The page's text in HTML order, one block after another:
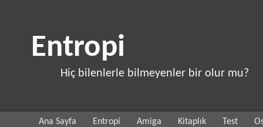
Entropi
Hiç bilenlerle bilmeyenler bir olur mu?
Ana Sayfa Entropi Amiga Kitaplık Test